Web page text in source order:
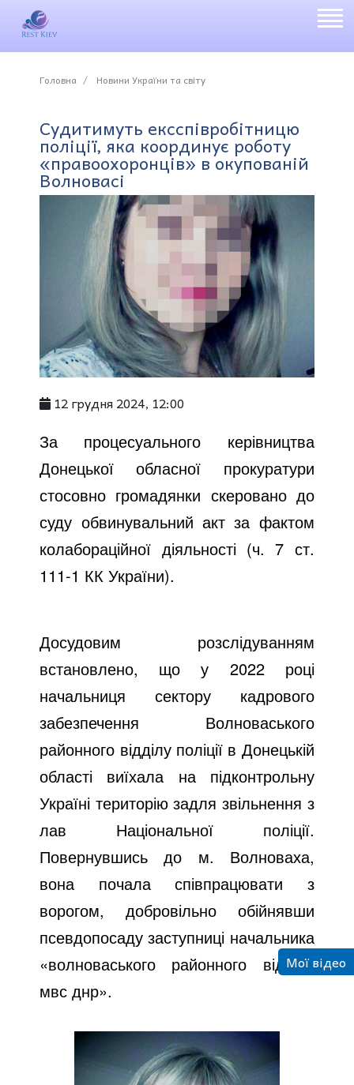
Головна Новини України та світу
Судитимуть ексспівробітницю
поліції, яка координує роботу
«правоохоронців» в окупованій
Волновасі
12 грудня 2024, 12:00
За процесуального керівництва
Донецької обласної прокуратури
стосовно громадянки скеровано до
суду обвинувальний акт за фактом
колабораційної діяльності (ч. 7 ст.
111-1 КК України).
Досудовим розслідуванням
встановлено, що у 2022 році
начальниця сектору кадрового
забезпечення Волноваського
районного відділу поліції в Донецькій
області виїхала на підконтрольну
Україні територію задля звільнення з
лав Національної поліції.
Повернувшись до м. Волноваха,
вона почала співпрацювати з
ворогом, добровільно обійнявши
псевдопосаду заступниці начальника
«волноваського районного відділу
мвс днр».
Мої відео